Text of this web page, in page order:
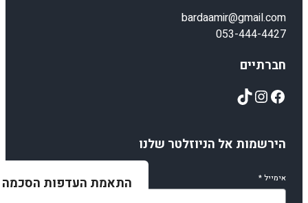
התאמת העדפות הסכמה
bardaamir@gmail.com
053-444-4427
חברתיים
Facebook
Instagram
TikTok
הירשמות אל הניוזלטר שלנו
אימייל*